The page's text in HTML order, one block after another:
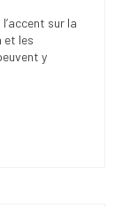
sur la
et les
y